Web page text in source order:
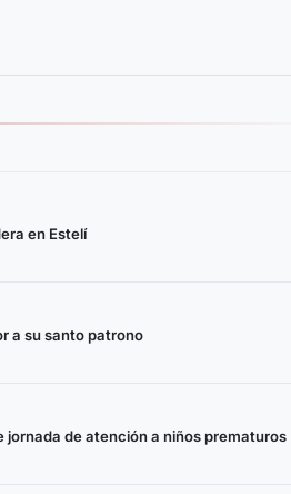
en Estelí
a su santo patrono
de atención a niños prematuros